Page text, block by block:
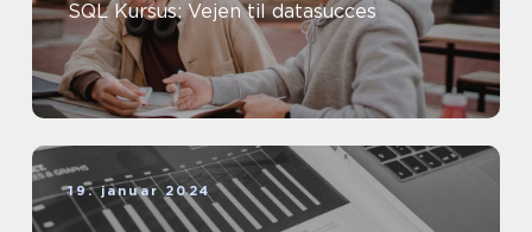
SQL Kursus: Vejen til datasucces
19. januar 2024